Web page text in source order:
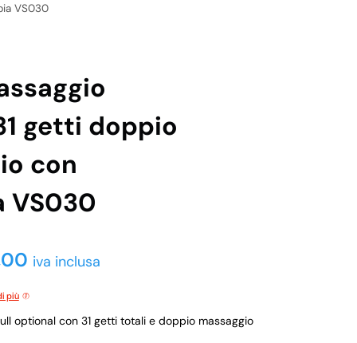
VS030
getti doppio
con
VS030
iva inclusa
più
optional con 31 getti totali e doppio massaggio